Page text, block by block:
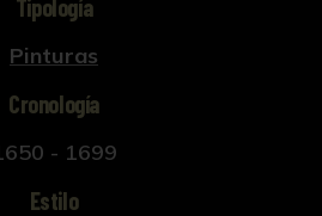
Tipología
Pinturas
Cronología
- 1699
Estilo